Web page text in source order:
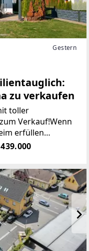
Gestern
zu verkaufen
toller
Verkauf!Wenn
erfüllen
Haus in
für Sie. Das